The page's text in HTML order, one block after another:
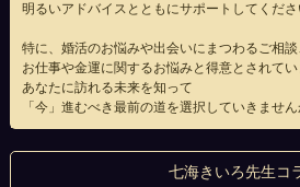
明るいアドバイスとともにサポートしてくださ
特に、婚活のお悩みや出会いにまつわるご相談
お仕事や金運に関するお悩みと得意とされて
あなたに訪れる未来を知って
「今」進むべき最前の道を選択していきません
七海きいろ先生コ